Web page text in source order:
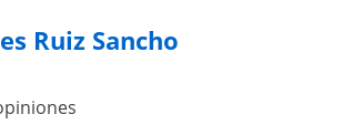
Ruiz Sancho